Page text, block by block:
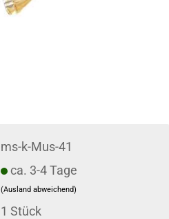
ms-k-Mus-41
ca. 3-4 Tage
(Ausland abweichend)
1Stück